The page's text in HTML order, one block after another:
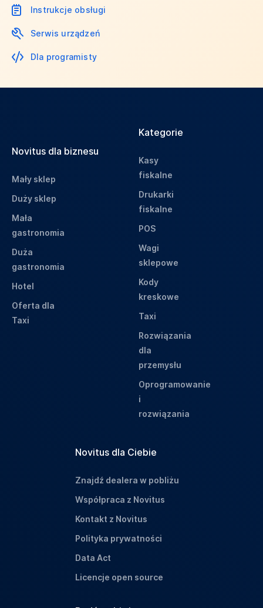
Instrukcje obsługi
Serwis urządzeń
Dla programisty
Novitus dla biznesu
Mały sklep
Duży sklep
Mała
gastronomia
Duża
gastronomia
Hotel
Oferta dla
Taxi
Kategorie
Kasy
fiskalne
Drukarki
fiskalne
POS
Wagi
sklepowe
Kody
kreskowe
Taxi
Rozwiązania
dla
przemysłu
Oprogramowanie
i
rozwiązania
Novitus dla Ciebie
Znajdź dealera w pobliżu
Współpraca z Novitus
Kontakt z Novitus
Polityka prywatności
Data Act
Licencje open source